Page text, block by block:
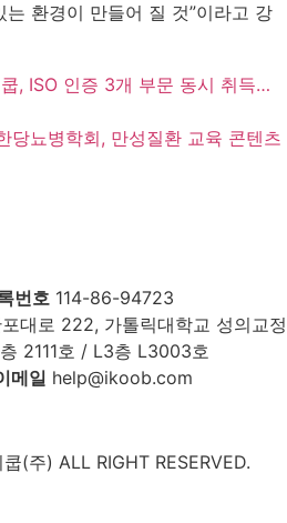
환경이 만들어 질 것”이라고 강
, ISO 인증 3개 부문 동시 취득…
당뇨병학회, 만성질환 교육 콘텐츠
번호 114-86-94723
대로 222, 가톨릭대학교 성의교정
2111호 / L3층 L3003호
메일 help@ikoob.com
주) ALL RIGHT RESERVED.